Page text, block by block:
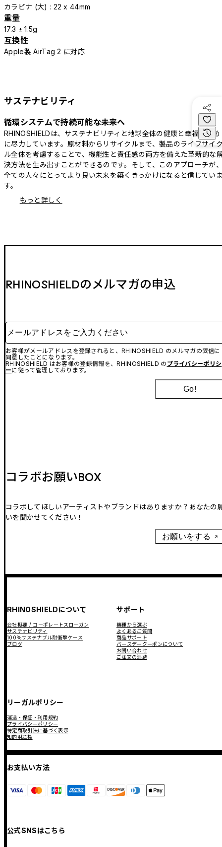
カラビナ (大) : 22 x 44mm
重量
17.3 ± 1.5g
互換性
Apple製 AirTag 2 に対応
サステナビリティ
循環システムで持続可能な未来へ
RHINOSHIELDは、サステナビリティと地球全体の健康と幸福のため
に尽力しています。原材料からリサイクルまで、製品のライフサイ
ル全体を考慮することで、機能性と責任感の両方を備えた革新的な
決方法を生み出すことができるのです。そして、このアプローチが
全ての人々にとってより良い未来を築くきっかけになると信じてい
す。
もっと詳しく
RHINOSHIELDのメルマガの申込
メールアドレスをご入力ください
お客様がメールアドレスを登録されると、RHINOSHIELD のメルマガの受信に
同意したことになります。
RHINOSHIELD はお客様の登録情報を、RHINOSHIELD の プライバシーポリシ
ーに従って管理しております。
Go!
コラボお願いBOX
コラボしてほしいアーティストやブランドはありますか？あなたの
いを聞かせてください！
お願いをする
RHINOSHIELDについて
会社概要 / コーポレートスローガン
サステナビリティ
100％サステナブル耐衝撃ケース
ブログ
サポート
機種から選ぶ
よくあるご質問
商品サポート
バースデークーポンについて
お問い合わせ
ご注文の追跡
リーガルポリシー
運送・保証・利用規約
プライバシーポリシー
特定商取引法に基づく表示
知的財産権
お支払い方法
公式SNSはこちら